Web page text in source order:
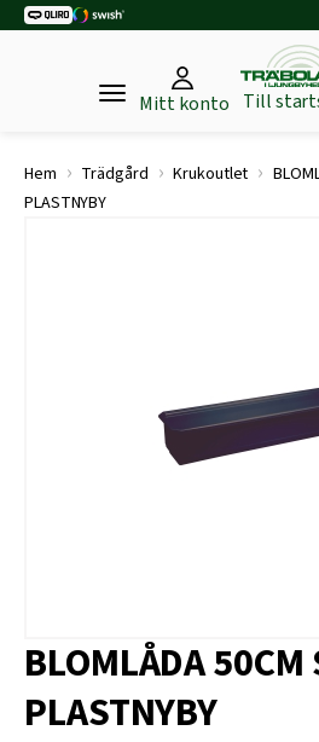
Mitt konto Till
Hem › Trädgård › Krukoutlet ›
PLASTNYBY
BLOMLÅDA 50CM
PLASTNYBY